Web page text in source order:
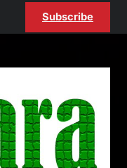
Subscribe